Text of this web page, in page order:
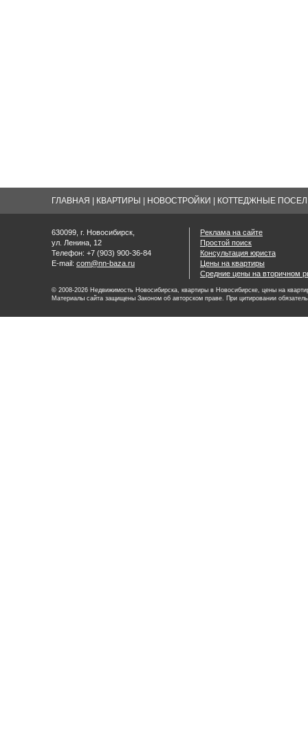
ГЛАВНАЯ КВАРТИРЫ НОВОСТРОЙКИ КОТТЕДЖНЫЕ
630099, г. Новосибирск,
ул. Ленина, 12
Телефон: +7 (903) 900-36-84
E-mail: com@nn-baza.ru
Реклама на сайте
Простой поиск
Консультация юриста
Цены на квартиры
Средние цены на вторичном
© 2008-2026 Недвижимость Новосибирска, квартиры в Новосибирске, цены на
Материалы сайта защищены Законом об авторском праве. При цитировании